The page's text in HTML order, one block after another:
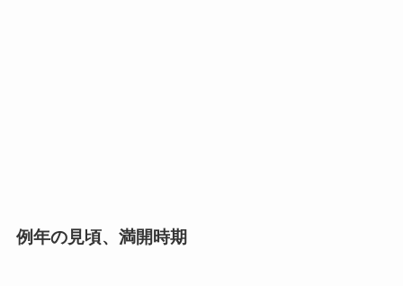
例年の見頃、満開時期